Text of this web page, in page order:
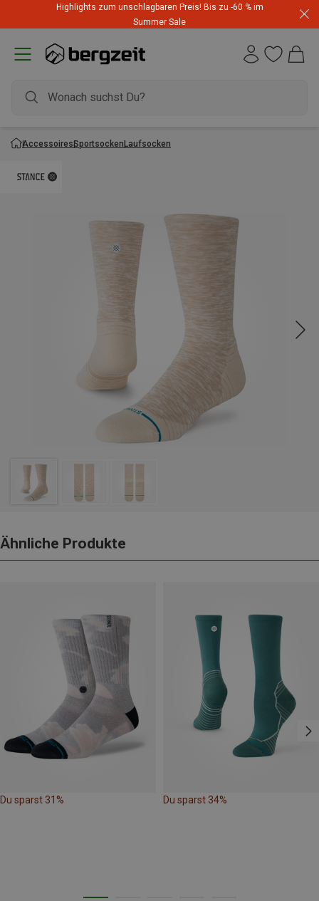
Highlights zum unschlagbaren Preis! Bis zu -60 % im
Summer Sale
AccessoiresSportsockenLaufsocken
Ähnliche Produkte
Du sparst 31% Du sparst 34%